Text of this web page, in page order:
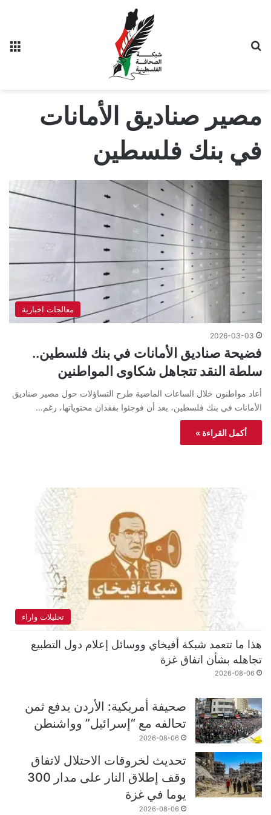
مصير صناديق الأمانات
في بنك فلسطين
معالجات اخبارية
2026-03-03
فضيحة صناديق الأمانات في بنك فلسطين..
سلطة النقد تتجاهل شكاوى المواطنين
أعاد مواطنون خلال الساعات الماضية طرح التساؤلات حول مصير صناديق
الأمانات في بنك فلسطين، بعد أن فوجئوا بفقدان محتوياتها، رغم…
أكمل القراءة »
تحليلات واراء
هذا ما تتعمد شبكة أفيخاي ووسائل إعلام دول التطبيع
تجاهله بشأن اتفاق غزة
2026-08-06
صحيفة أمريكية: الأردن يدفع ثمن
تحالفه مع “إسرائيل” وواشنطن
2026-08-06
تحديث لخروقات الاحتلال لاتفاق
وقف إطلاق النار على مدار 300
يوما في غزة
2026-08-06